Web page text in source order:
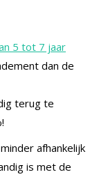
5 tot 7 jaar
dan de
terug te
afhankelijk
is met de